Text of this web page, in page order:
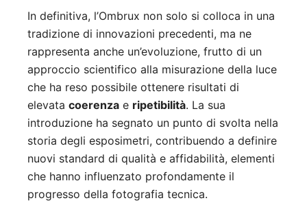
In definitiva, l’Ombrux non solo si colloca in una
tradizione di innovazioni precedenti, ma ne
rappresenta anche un’evoluzione, frutto di un
approccio scientifico alla misurazione della luce
che ha reso possibile ottenere risultati di
elevata coerenza e ripetibilità. La sua
introduzione ha segnato un punto di svolta nella
storia degli esposimetri, contribuendo a definire
nuovi standard di qualità e affidabilità, elementi
che hanno influenzato profondamente il
progresso della fotografia tecnica.